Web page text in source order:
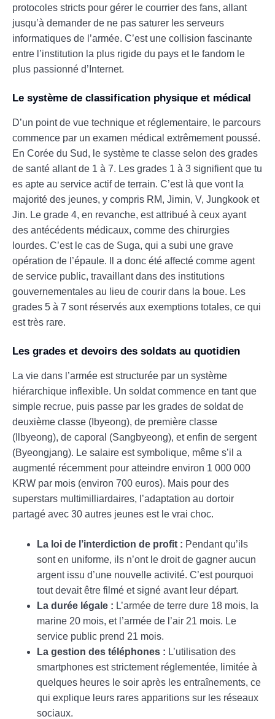
protocoles stricts pour gérer le courrier des fans, allant
jusqu’à demander de ne pas saturer les serveurs
informatiques de l’armée. C’est une collision fascinante
entre l’institution la plus rigide du pays et le fandom le
plus passionné d’Internet.
Le système de classification physique et médical
D’un point de vue technique et réglementaire, le parcours
commence par un examen médical extrêmement poussé.
En Corée du Sud, le système te classe selon des grades
de santé allant de 1 à 7. Les grades 1 à 3 signifient que tu
es apte au service actif de terrain. C’est là que vont la
majorité des jeunes, y compris RM, Jimin, V, Jungkook et
Jin. Le grade 4, en revanche, est attribué à ceux ayant
des antécédents médicaux, comme des chirurgies
lourdes. C’est le cas de Suga, qui a subi une grave
opération de l’épaule. Il a donc été affecté comme agent
de service public, travaillant dans des institutions
gouvernementales au lieu de courir dans la boue. Les
grades 5 à 7 sont réservés aux exemptions totales, ce qui
est très rare.
Les grades et devoirs des soldats au quotidien
La vie dans l’armée est structurée par un système
hiérarchique inflexible. Un soldat commence en tant que
simple recrue, puis passe par les grades de soldat de
deuxième classe (Ibyeong), de première classe
(Ilbyeong), de caporal (Sangbyeong), et enfin de sergent
(Byeongjang). Le salaire est symbolique, même s’il a
augmenté récemment pour atteindre environ 1 000 000
KRW par mois (environ 700 euros). Mais pour des
superstars multimilliardaires, l’adaptation au dortoir
partagé avec 30 autres jeunes est le vrai choc.
La loi de l’interdiction de profit : Pendant qu’ils
sont en uniforme, ils n’ont le droit de gagner aucun
argent issu d’une nouvelle activité. C’est pourquoi
tout devait être filmé et signé avant leur départ.
La durée légale : L’armée de terre dure 18 mois, la
marine 20 mois, et l’armée de l’air 21 mois. Le
service public prend 21 mois.
La gestion des téléphones : L’utilisation des
smartphones est strictement réglementée, limitée à
quelques heures le soir après les entraînements, ce
qui explique leurs rares apparitions sur les réseaux
sociaux.